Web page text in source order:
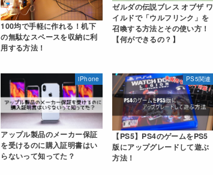
100均で手軽に作れる！机下
の無駄なスペースを収納に利
用する方法！
ゼルダの伝説ブレス オブザ ワ
イルドで「ウルフリンク」を
召喚する方法とその使い方！
【何ができるの？】
iPhone
アップル製品のメーカー保証
を受けるのに購入証明書はい
らないって知ってた？
PS5関連
【PS5】PS4のゲームをPS5
版にアップグレードして遊ぶ
方法！